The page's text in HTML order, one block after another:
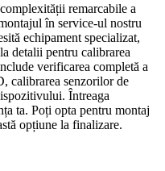
remarcabile a
în service-ul nostru
echipament specializat,
detalii pentru calibrarea
verificarea completă a
calibrarea senzorilor de
Întreaga
ta. Poți opta pentru montaj
opțiune la finalizare.